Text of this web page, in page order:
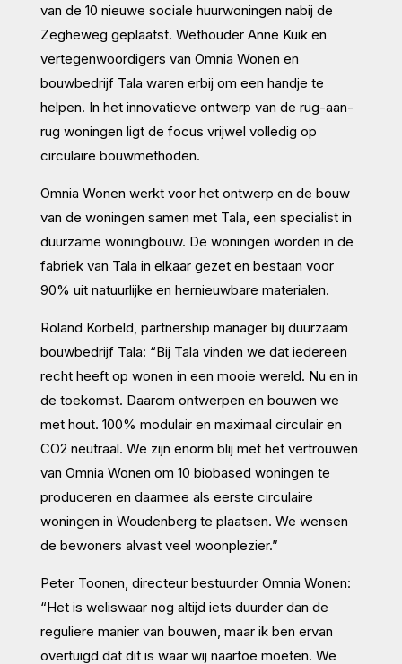
van de 10 nieuwe sociale huurwoningen nabij de
Zegheweg geplaatst. Wethouder Anne Kuik en
vertegenwoordigers van Omnia Wonen en
bouwbedrijf Tala waren erbij om een handje te
helpen. In het innovatieve ontwerp van de rug-aan-
rug woningen ligt de focus vrijwel volledig op
circulaire bouwmethoden.
Omnia Wonen werkt voor het ontwerp en de bouw
van de woningen samen met Tala, een specialist in
duurzame woningbouw. De woningen worden in de
fabriek van Tala in elkaar gezet en bestaan voor
90% uit natuurlijke en hernieuwbare materialen.
Roland Korbeld, partnership manager bij duurzaam
bouwbedrijf Tala: “Bij Tala vinden we dat iedereen
recht heeft op wonen in een mooie wereld. Nu en in
de toekomst. Daarom ontwerpen en bouwen we
met hout. 100% modulair en maximaal circulair en
CO2 neutraal. We zijn enorm blij met het vertrouwen
van Omnia Wonen om 10 biobased woningen te
produceren en daarmee als eerste circulaire
woningen in Woudenberg te plaatsen. We wensen
de bewoners alvast veel woonplezier.”
Peter Toonen, directeur bestuurder Omnia Wonen:
“Het is weliswaar nog altijd iets duurder dan de
reguliere manier van bouwen, maar ik ben ervan
overtuigd dat dit is waar wij naartoe moeten. We